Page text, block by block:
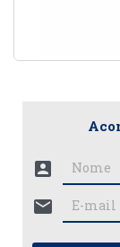
account_box
mail